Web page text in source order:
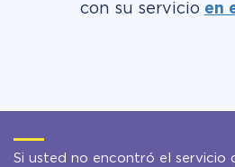
con su servicio en
Si usted no encontró el servicio